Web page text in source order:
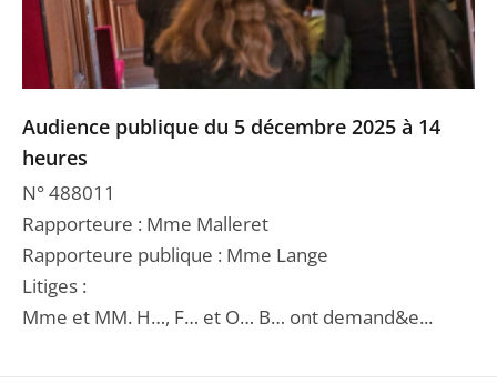
Audience publique du 5 décembre 2025 à 14
heures
N° 488011
Rapporteure : Mme Malleret
Rapporteure publique : Mme Lange
Litiges :
Mme et MM. H…, F… et O… B… ont demand&e...